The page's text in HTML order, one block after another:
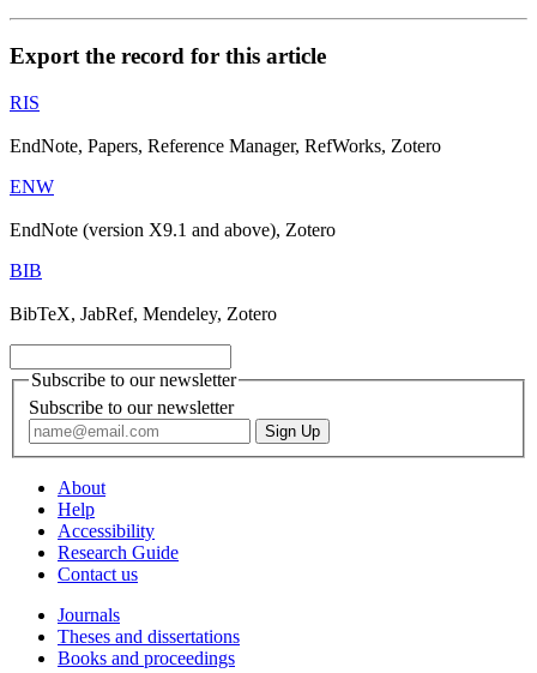
Export the record for this article
RIS
EndNote, Papers, Reference Manager, RefWorks, Zotero
ENW
EndNote (version X9.1 and above), Zotero
BIB
BibTeX, JabRef, Mendeley, Zotero
Subscribe to our newsletter
Subscribe to our newsletter
About
Help
Accessibility
Research Guide
Contact us
Journals
Theses and dissertations
Books and proceedings